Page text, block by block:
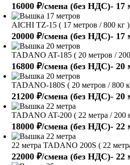
16000 ₽/смена (без НДС)- 17
AICHI TZ-15 ( 17 метров / 800 кг )
20000 ₽/смена (без НДС)- 17
TADANO AT-185 ( 20 метров /
16800 ₽/смена (без НДС)- 20
TADANO-180S ( 20 метров / 800
21200 ₽/смена (без НДС)- 20
TADANO AT-200 ( 22 метра / 200
18000 ₽/смена (без НДС)- 22
22 метра TADANO 200S ( 22
22000 ₽/смена (без НДС)- 22